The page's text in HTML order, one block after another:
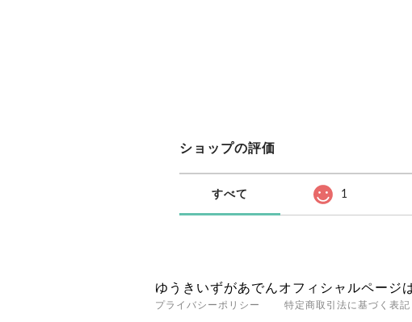
ショップの評価
すべて 1
ゆうきいずがあでんオフィシャルページ
プライバシーポリシー 特定商取引法に基づく表記